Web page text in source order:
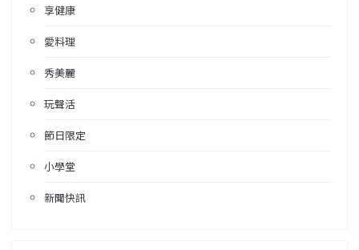
享健康
愛料理
秀美麗
玩聲活
節日限定
小學堂
新聞快訊